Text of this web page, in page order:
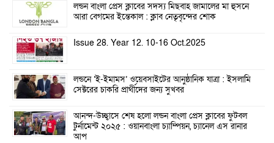
লন্ডন বাংলা প্রেস ক্লাবের সদস্য মিছবাহ জামালের মা হুসনে
আরা বেগমের ইন্তেকাল : ক্লাব নেতৃবৃন্দের শোক
Issue 28. Year 12. 10-16 Oct.2025
লন্ডনে ‘ই-ইমামস’ ওয়েবসাইটের আনুষ্ঠানিক যাত্রা : ইসলামি
সেক্টরের চাকরি প্রার্থীদের জন্য সুখবর
আনন্দ-উচ্ছ্বাসে শেষ হলো লন্ডন বাংলা প্রেস ক্লাবের ফুটবল
টুর্নামেন্ট ২০২৫ : ওয়ানবাংলা চ্যাম্পিয়ন, চ্যানেল এস রানার
আপ